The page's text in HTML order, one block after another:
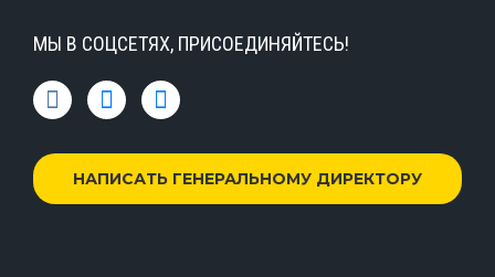
МЫ В СОЦСЕТЯХ, ПРИСОЕДИНЯЙТЕСЬ!
НАПИСАТЬ ГЕНЕРАЛЬНОМУ ДИРЕКТОРУ